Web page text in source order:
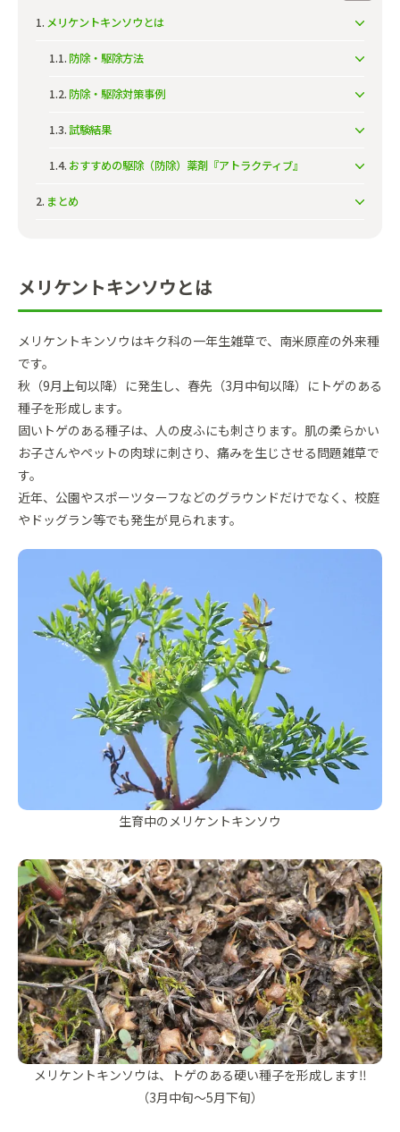
メリケントキンソウとは
防除・駆除方法
防除・駆除対策事例
試験結果
おすすめの駆除（防除）薬剤『アトラクティブ』
まとめ
メリケントキンソウとは
メリケントキンソウはキク科の一年生雑草で、南米原産の外来種
です。
秋（9月上旬以降）に発生し、春先（3月中旬以降）にトゲのある
種子を形成します。
固いトゲのある種子は、人の皮ふにも刺さります。肌の柔らかい
お子さんやペットの肉球に刺さり、痛みを生じさせる問題雑草で
す。
近年、公園やスポーツターフなどのグラウンドだけでなく、校庭
やドッグラン等でも発生が見られます。
生育中のメリケントキンソウ
メリケントキンソウは、トゲのある硬い種子を形成します‼
（3月中旬～5月下旬）